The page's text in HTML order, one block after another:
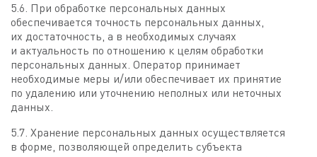
5.6. При обработке персональных данных
обеспечивается точность персональных данных,
их достаточность, а в необходимых случаях
и актуальность по отношению к целям обработки
персональных данных. Оператор принимает
необходимые меры и/или обеспечивает их принятие
по удалению или уточнению неполных или неточных
данных.
5.7. Хранение персональных данных осуществляется
в форме, позволяющей определить субъекта